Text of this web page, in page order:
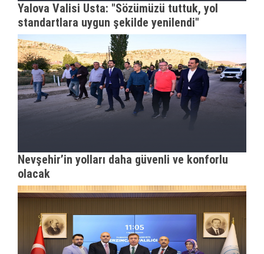
Yalova Valisi Usta: "Sözümüzü tuttuk, yol
standartlara uygun şekilde yenilendi"
Nevşehir’in yolları daha güvenli ve konforlu
olacak